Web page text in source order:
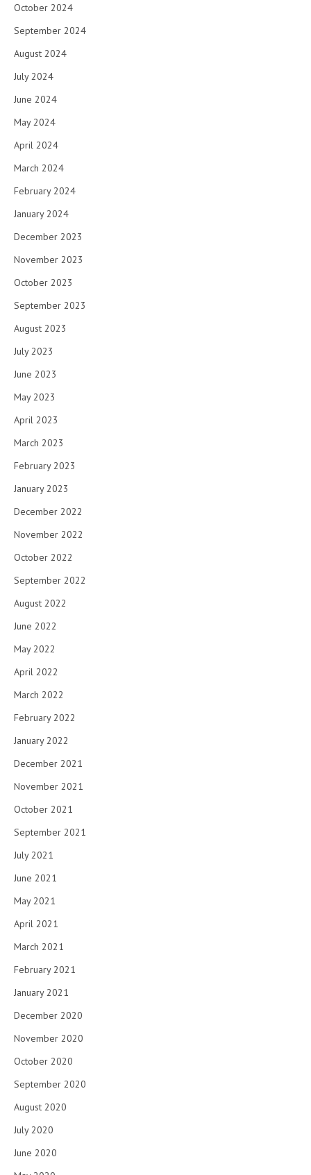
October 2024
September 2024
August 2024
July 2024
June 2024
May 2024
April 2024
March 2024
February 2024
January 2024
December 2023
November 2023
October 2023
September 2023
August 2023
July 2023
June 2023
May 2023
April 2023
March 2023
February 2023
January 2023
December 2022
November 2022
October 2022
September 2022
August 2022
June 2022
May 2022
April 2022
March 2022
February 2022
January 2022
December 2021
November 2021
October 2021
September 2021
July 2021
June 2021
May 2021
April 2021
March 2021
February 2021
January 2021
December 2020
November 2020
October 2020
September 2020
August 2020
July 2020
June 2020